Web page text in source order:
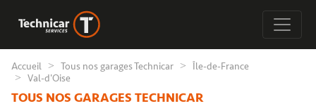
Accueil Tous nos garages Technicar
Île-de-France
Val-d'Oise
TOUS NOS GARAGES TECHNICAR